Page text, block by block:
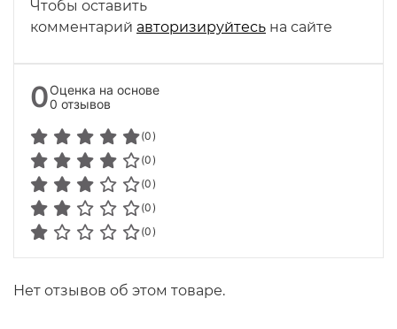
Чтобы оставить
комментарий авторизируйтесь на сайте
0Оценка на основе
0 отзывов
(0)
(0)
(0)
(0)
(0)
Нет отзывов об этом товаре.